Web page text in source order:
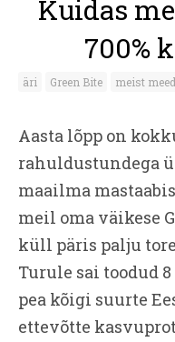
Kuidas
700%
äri Green Bite meist
Aasta lõpp on
rahuldustundega
maailma
meil oma väikese
küll päris palju
Turule sai toodud
pea kõigi suurte
ettevõtte